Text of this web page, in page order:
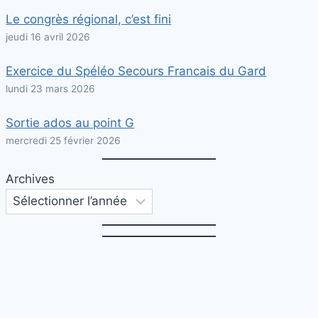
Le congrès régional, c’est fini
jeudi 16 avril 2026
Exercice du Spéléo Secours Francais du Gard
lundi 23 mars 2026
Sortie ados au point G
mercredi 25 février 2026
Archives